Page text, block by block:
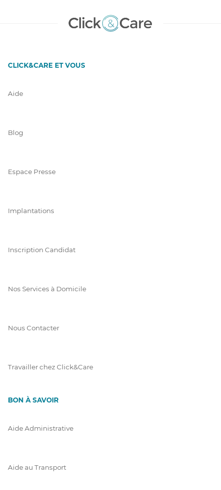
CLICK&CARE ET VOUS
Aide
Blog
Espace Presse
Implantations
Inscription Candidat
Nos Services à Domicile
Nous Contacter
Travailler chez Click&Care
BON À SAVOIR
Aide Administrative
Aide au Transport